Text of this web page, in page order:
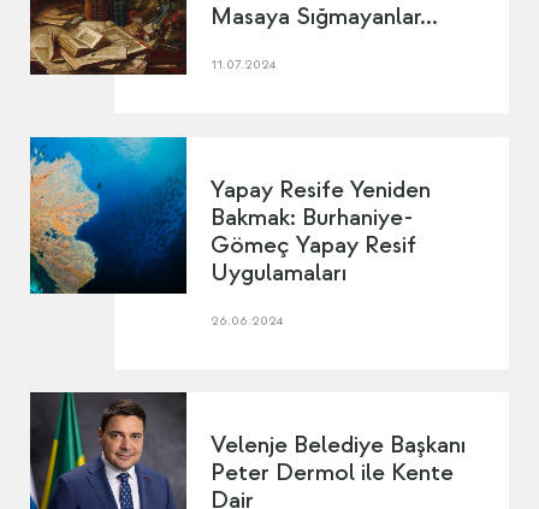
Masaya Sığmayanlar...
11.07.2024
Yapay Resife Yeniden
Bakmak: Burhaniye-
Gömeç Yapay Resif
Uygulamaları
26.06.2024
Velenje Belediye Başkanı
Peter Dermol ile Kente
Dair